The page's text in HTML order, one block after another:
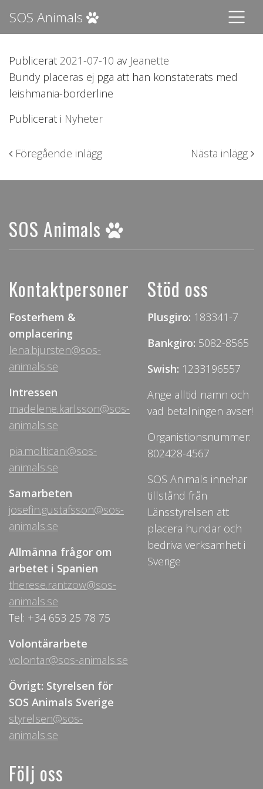
SOS Animals
Publicerat 2021-07-10 av Jeanette
Bundy placeras ej pga att han konstaterats med
leishmania-borderline
Publicerat i Nyheter
Inläggsnavigering
Föregående inlägg Nästa inlägg
SOS Animals
Kontaktpersoner
Fosterhem &
omplacering
lena.bjursten@sos-
animals.se
Intressen
madelene.karlsson@sos-
animals.se
pia.molticani@sos-
animals.se
Samarbeten
josefin.gustafsson@sos-
animals.se
Allmänna frågor om
arbetet i Spanien
therese.rantzow@sos-
animals.se
Tel: +34 653 25 78 75
Volontärarbete
volontar@sos-animals.se
Övrigt: Styrelsen för
SOS Animals Sverige
styrelsen@sos-
animals.se
Stöd oss
Plusgiro: 183341-7
Bankgiro: 5082-8565
Swish: 1233196557
Ange alltid namn och
vad betalningen avser!
Organistionsnummer:
802428-4567
SOS Animals innehar
tillstånd från
Länsstyrelsen att
placera hundar och
bedriva verksamhet i
Sverige
Följ oss